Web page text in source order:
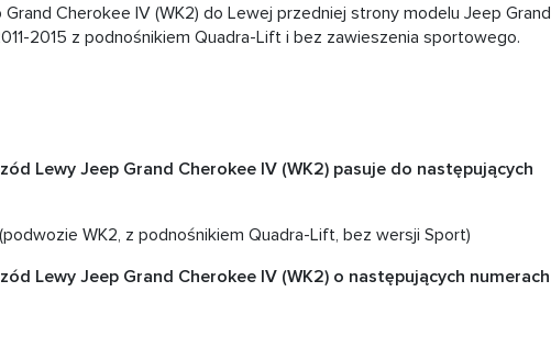
Cherokee IV (WK2) do Lewej przedniej strony modelu Jeep Grand
2015 z podnośnikiem Quadra-Lift i bez zawieszenia sportowego.
Lewy Jeep Grand Cherokee IV (WK2) pasuje do następujących
WK2, z podnośnikiem Quadra-Lift, bez wersji Sport)
Lewy Jeep Grand Cherokee IV (WK2) o następujących numerach